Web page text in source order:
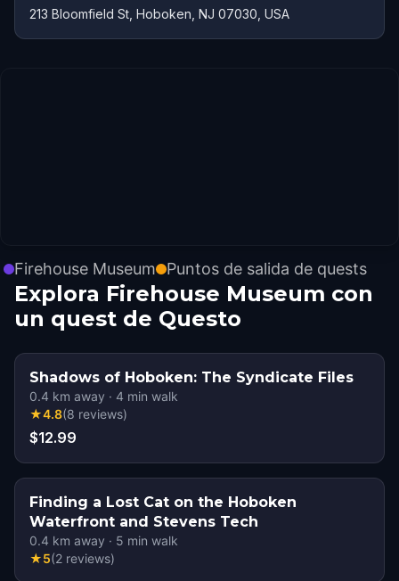
213 Bloomfield St, Hoboken, NJ 07030, USA
Firehouse Museum Puntos de salida de quests
Explora Firehouse Museum con
un quest de Questo
Shadows of Hoboken: The Syndicate Files
0.4 km away · 4 min walk
★4.8(8 reviews)
$12.99
Finding a Lost Cat on the Hoboken
Waterfront and Stevens Tech
0.4 km away · 5 min walk
★5(2 reviews)